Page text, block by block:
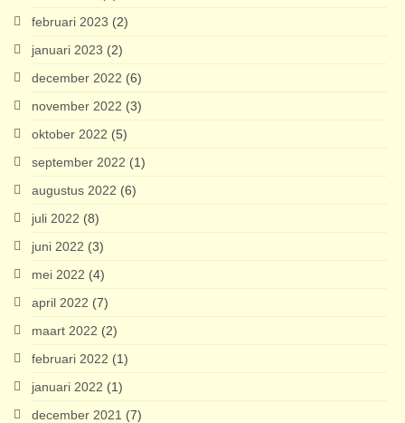
februari 2023 (2)
januari 2023 (2)
december 2022 (6)
november 2022 (3)
oktober 2022 (5)
september 2022 (1)
augustus 2022 (6)
juli 2022 (8)
juni 2022 (3)
mei 2022 (4)
april 2022 (7)
maart 2022 (2)
februari 2022 (1)
januari 2022 (1)
december 2021 (7)